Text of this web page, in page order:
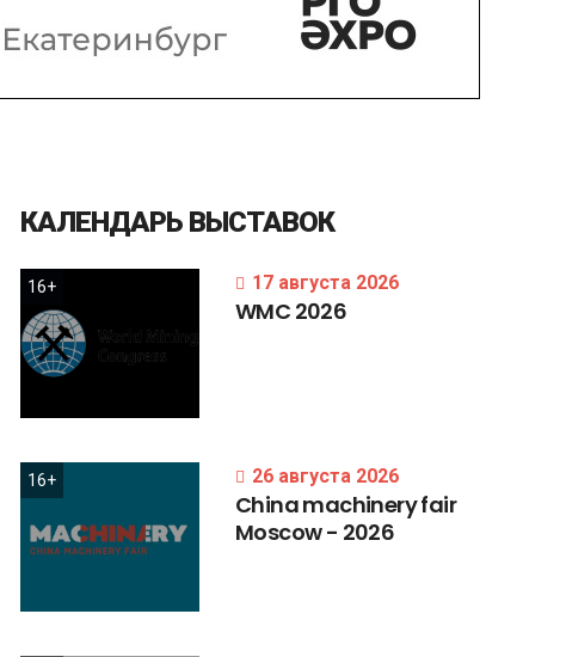
КАЛЕНДАРЬ ВЫСТАВОК
16+ 17 августа 2026
WMC 2026
16+ 26 августа 2026
Chinamachineryfair
Moscow- 2026